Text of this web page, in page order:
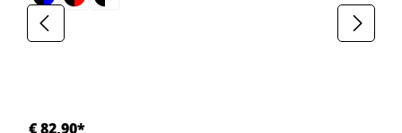
€ 82,90*